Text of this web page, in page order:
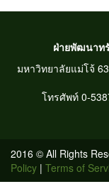
ฝ่ายพัฒนาท
มหาวิทยาลัยแม่โจ้
โทรศัพท์ 0-
2016 © All Rights
Policy | Terms of